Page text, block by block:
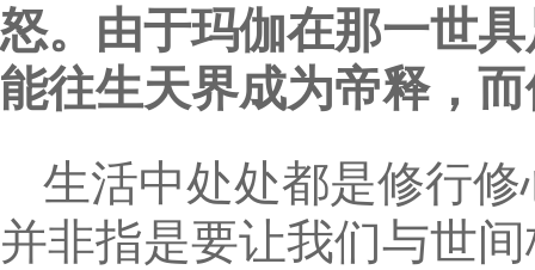
怒。由于玛伽在那一世
能往生天界成为帝释，
生活中处处都是修行
并非指是要让我们与世